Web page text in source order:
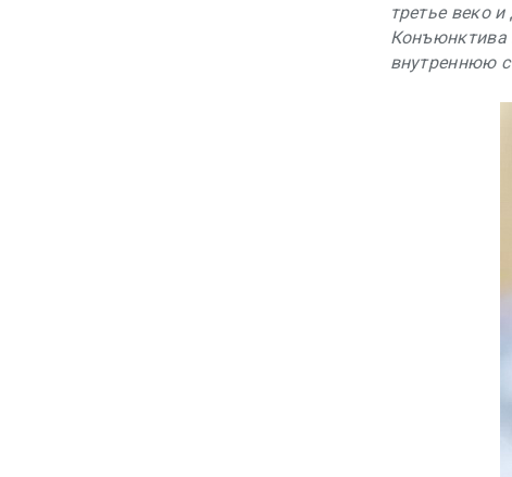
третье веко
Конъюнктива
внутреннюю